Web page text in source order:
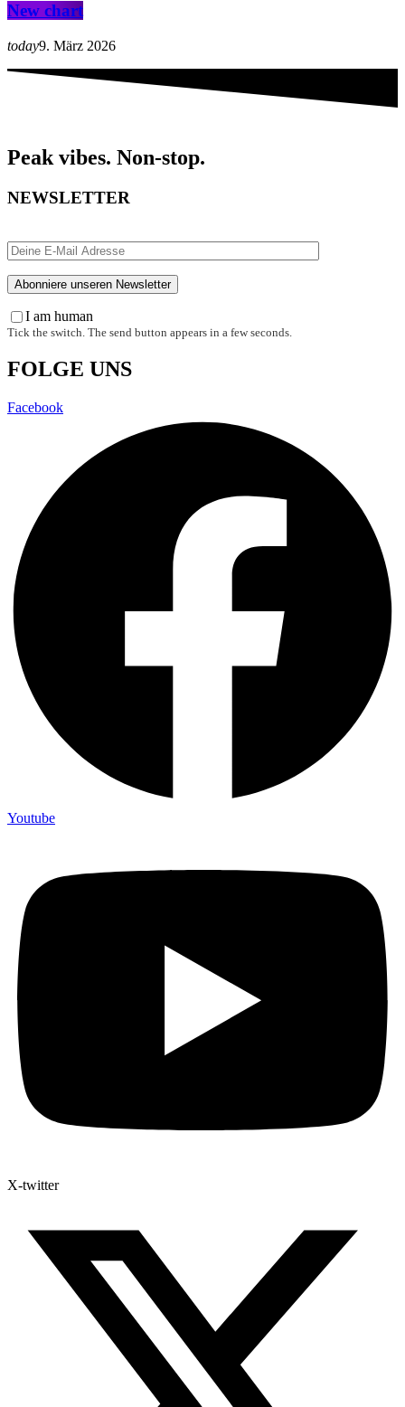
New chart
today9. März 2026
Peak vibes. Non-stop.
NEWSLETTER
I am human
Tick the switch. The send button appears in a few seconds.
FOLGE UNS
Facebook
Youtube
X-twitter